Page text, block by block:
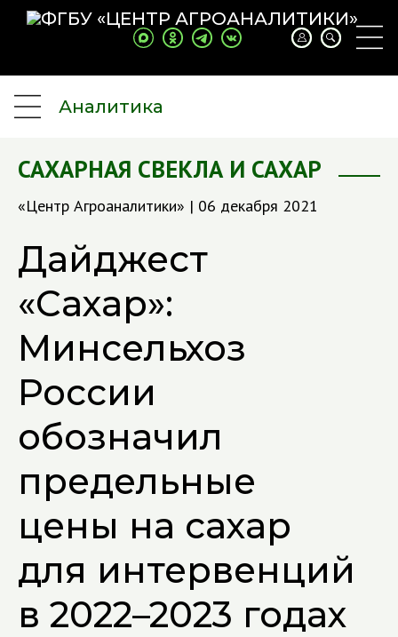
Аналитика
САХАРНАЯ СВЕКЛА И САХАР
«Центр Агроаналитики» | 06 декабря 2021
Дайджест
«Сахар»:
Минсельхоз
России
обозначил
предельные
цены на сахар
для интервенций
в 2022–2023 годах